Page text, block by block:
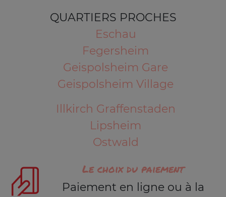
QUARTIERS PROCHES
Eschau
Fegersheim
Geispolsheim Gare
Geispolsheim Village
Illkirch Graffenstaden
Lipsheim
Ostwald
Le choix du paiement
Paiement en ligne ou à la